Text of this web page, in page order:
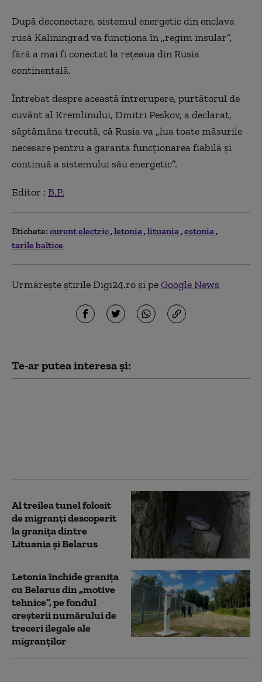
După deconectare, sistemul energetic din enclava
rusă Kaliningrad va funcţiona în „regim insular”,
fără a mai fi conectat la reţeaua din Rusia
continentală.
Întrebat despre această întrerupere, purtătorul de
cuvânt al Kremlinului, Dmitri Peskov, a declarat,
săptămâna trecută, că Rusia va „lua toate măsurile
necesare pentru a garanta funcţionarea fiabilă şi
continuă a sistemului său energetic”.
Editor : B.P.
Etichete: curent electric letonia lituania estonia
tarile baltice
Urmărește știrile Digi24.ro și peGoogle News
Te-ar putea interesa și:
Al treilea tunel folosit
de migranți descoperit
la granița dintre
Lituania și Belarus
Letonia închide granița
cu Belarus din „motive
tehnice”, pe fondul
creșterii numărului de
treceri ilegale ale
migranților